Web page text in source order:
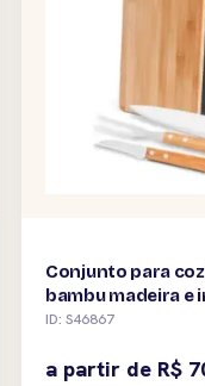
Conjunto para
bambu madeira e
personalizado
ID: S46867
a partir de R$